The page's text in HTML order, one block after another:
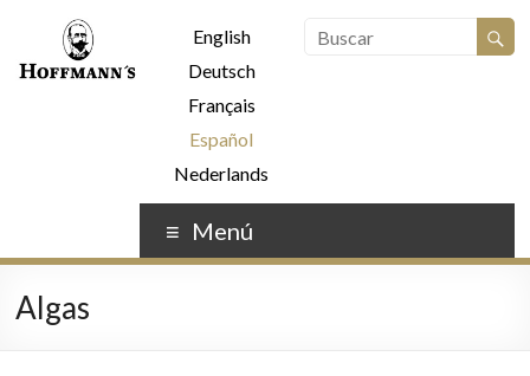
English
Deutsch
Français
Español
Nederlands
Menú
Algas